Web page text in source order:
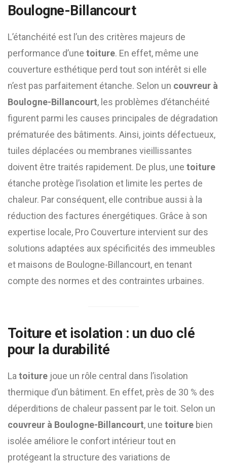
Boulogne-Billancourt
L’étanchéité est l’un des critères majeurs de
performance d’une toiture. En effet, même une
couverture esthétique perd tout son intérêt si elle
n’est pas parfaitement étanche. Selon un couvreur à
Boulogne-Billancourt, les problèmes d’étanchéité
figurent parmi les causes principales de dégradation
prématurée des bâtiments. Ainsi, joints défectueux,
tuiles déplacées ou membranes vieillissantes
doivent être traités rapidement. De plus, une toiture
étanche protège l’isolation et limite les pertes de
chaleur. Par conséquent, elle contribue aussi à la
réduction des factures énergétiques. Grâce à son
expertise locale, Pro Couverture intervient sur des
solutions adaptées aux spécificités des immeubles
et maisons de Boulogne-Billancourt, en tenant
compte des normes et des contraintes urbaines.
Toiture et isolation : un duo clé
pour la durabilité
La toiture joue un rôle central dans l’isolation
thermique d’un bâtiment. En effet, près de 30 % des
déperditions de chaleur passent par le toit. Selon un
couvreur à Boulogne-Billancourt, une toiture bien
isolée améliore le confort intérieur tout en
protégeant la structure des variations de